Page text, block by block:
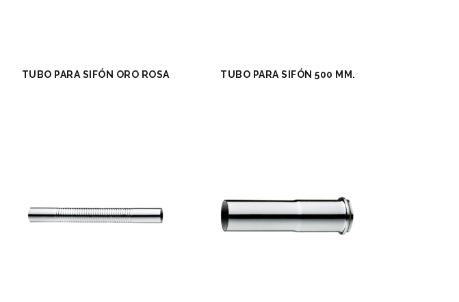
TUBO PARA SIFÓN ORO ROSA TUBO PARA SIFÓN 500 MM.